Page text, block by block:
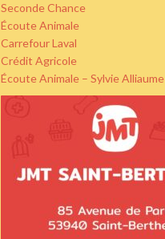
Seconde Chance
Écoute Animale
Carrefour Laval
Crédit Agricole
Écoute Animale – Sylvie Alliaume